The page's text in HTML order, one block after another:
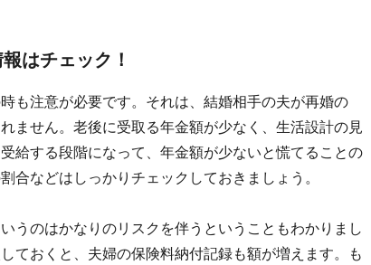
はチェック！
も注意が必要です。それは、結婚相手の夫が再婚の
ません。老後に受取る年金額が少なく、生活設計の見
給する段階になって、年金額が少ないと慌てることの
合などはしっかりチェックしておきましょう。
うのはかなりのリスクを伴うということもわかりまし
ておくと、夫婦の保険料納付記録も額が増えます。も